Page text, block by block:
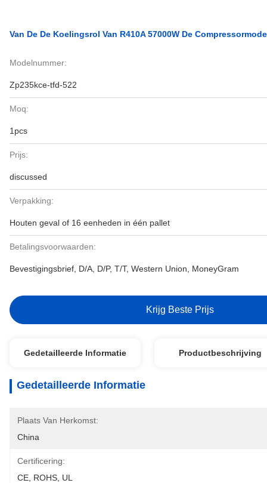
Van De De Koelingsrol Van R410A 57000W De
Modelnummer:
Zp235kce-tfd-522
Moq:
1pcs
Prijs:
discussed
Verpakking:
Houten geval of 16 eenheden in één pallet
Betalingsvoorwaarden:
Bevestigingsbrief, D/A, D/P, T/T, Western Union, MoneyGram
Krijg Beste Prijs
Gedetailleerde Informatie Productbeschrijving
Gedetailleerde Informatie
Plaats Van Herkomst:
China
Certificering:
CE, ROHS, UL